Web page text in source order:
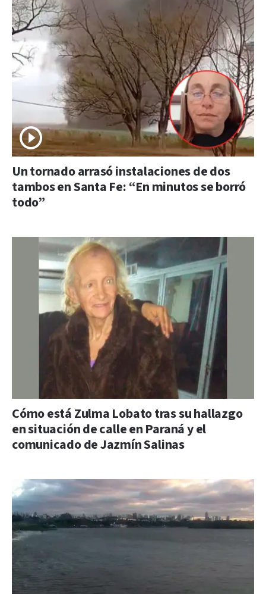
Un tornado arrasó instalaciones de dos
tambos en Santa Fe: “En minutos se borró
todo”
Cómo está Zulma Lobato tras su hallazgo
en situación de calle en Paraná y el
comunicado de Jazmín Salinas